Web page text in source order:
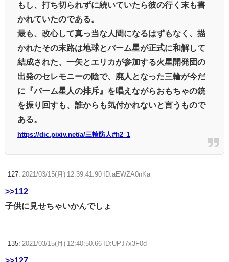
もし、打ち切られずに続いていたら彼の行く末も書
かれていたのである。
最も、改心して真っ当な人間になるはずもなく、描
かれたその末路は地球とバーム星が正式に和解して
結成された、一矢とエリカが参加する火星開発団の
出発のセレモニーの陰で、廃人となった三輪が今だ
に『バーム星人の排斥』を唱えながらおもちゃの銃
を振り回すも、誰からも気付かれないと言うもので
ある。
https://dic.pixiv.net/a/三輪防人#h2_1
127: 2021/03/15(月) 12:39:41.90 ID:aEWZA0nKa
>>112
子供に見せちゃいかんでしょ
135: 2021/03/15(月) 12:40:50.66 ID:UPJ7x3F0d